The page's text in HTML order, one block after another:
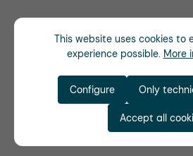
This website uses cookies to
experience possible. More
Only
Configure
Accept all